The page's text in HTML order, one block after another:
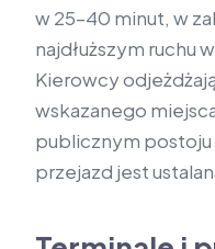
w 25–40 minut, w
najdłuższym ruchu
Kierowcy
wskazanego
publicznym postoju
przejazd jest